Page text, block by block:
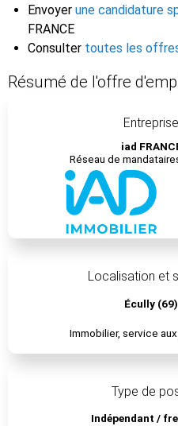
Envoyer une candidature
FRANCE
Consulter toutes les
Résumé de l'offre
Entreprise
iad
Réseau de
Localisation et
Écully (69)
Immobilier, service
Type de
Indépendant /